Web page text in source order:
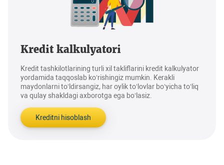
Kredit kalkulyatori
Kredit tashkilotlarining turli xil takliflarini kredit kalkulyator
yordamida taqqoslab ko‘rishingiz mumkin. Kerakli
maydonlarni to‘ldirsangiz, har oylik to‘lovlar bo‘yicha to‘liq
va qulay shakldagi axborotga ega bo‘lasiz.
Kreditni hisoblash